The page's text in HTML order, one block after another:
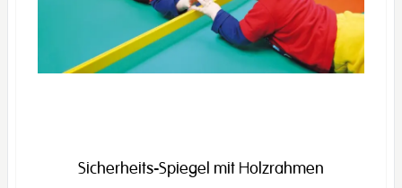
Sicherheits-Spiegel mit Holzrahmen